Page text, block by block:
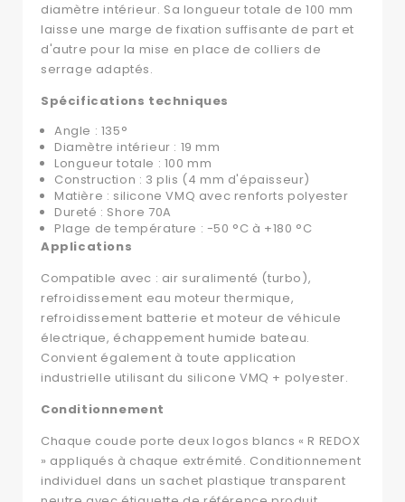
diamètre intérieur. Sa longueur totale de 100 mm
laisse une marge de fixation suffisante de part et
d'autre pour la mise en place de colliers de
serrage adaptés.
Spécifications techniques
Angle : 135°
Diamètre intérieur : 19 mm
Longueur totale : 100 mm
Construction : 3 plis (4 mm d'épaisseur)
Matière : silicone VMQ avec renforts polyester
Dureté : Shore 70A
Plage de température : -50 °C à +180 °C
Applications
Compatible avec : air suralimenté (turbo),
refroidissement eau moteur thermique,
refroidissement batterie et moteur de véhicule
électrique, échappement humide bateau.
Convient également à toute application
industrielle utilisant du silicone VMQ + polyester.
Conditionnement
Chaque coude porte deux logos blancs « R REDOX
» appliqués à chaque extrémité. Conditionnement
individuel dans un sachet plastique transparent